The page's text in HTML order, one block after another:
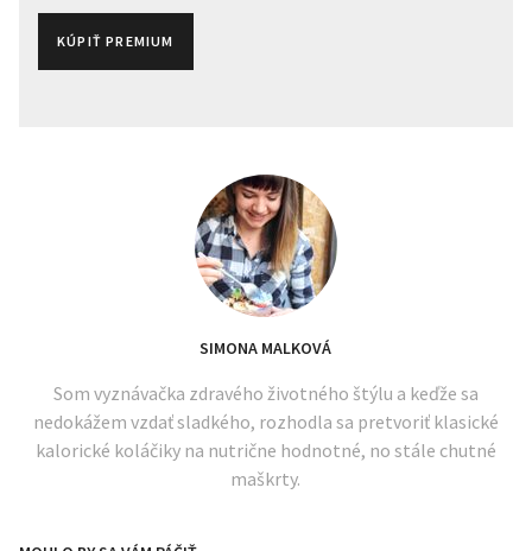
KÚPIŤ PREMIUM
SIMONA MALKOVÁ
Som vyznávačka zdravého životného štýlu a keďže sa
nedokážem vzdať sladkého, rozhodla sa pretvoriť klasické
kalorické koláčiky na nutrične hodnotné, no stále chutné
maškrty.